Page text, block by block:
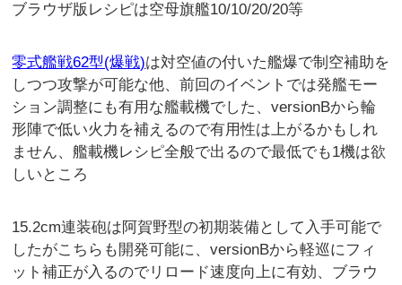
ブラウザ版レシピは空母旗艦10/10/20/20等
零式艦戦62型(爆戦)は対空値の付いた艦爆で制空補助を
しつつ攻撃が可能な他、前回のイベントでは発艦モー
ション調整にも有用な艦載機でした、versionBから輪
形陣で低い火力を補えるので有用性は上がるかもしれ
ません、艦載機レシピ全般で出るので最低でも1機は欲
しいところ
15.2cm連装砲は阿賀野型の初期装備として入手可能で
したがこちらも開発可能に、versionBから軽巡にフィ
ット補正が入るのでリロード速度向上に有効、ブラウ